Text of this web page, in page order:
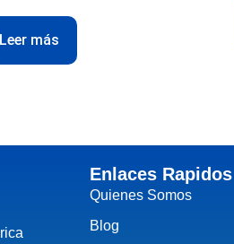
Leer más
Enlaces Rapidos
Quienes Somos
Blog